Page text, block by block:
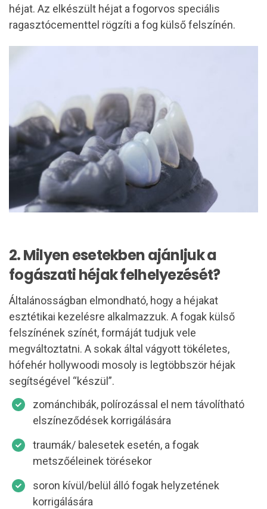
héjat. Az elkészült héjat a fogorvos speciális
ragasztócementtel rögzíti a fog külső felszínén.
2. Milyen esetekben ajánljuk a
fogászati héjak felhelyezését?
Általánosságban elmondható, hogy a héjakat
esztétikai kezelésre alkalmazzuk. A fogak külső
felszínének színét, formáját tudjuk vele
megváltoztatni. A sokak által vágyott tökéletes,
hófehér hollywoodi mosoly is legtöbbször héjak
segítségével “készül”.
zománchibák, polírozással el nem távolítható
elszíneződések korrigálására
traumák/ balesetek esetén, a fogak
metszőéleinek törésekor
soron kívül/belül álló fogak helyzetének
korrigálására